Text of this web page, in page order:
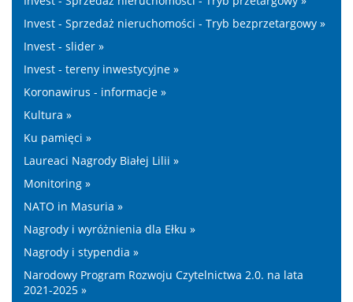
Invest - Sprzedaż nieruchomości - Tryb bezprzetargowy »
Invest - slider »
Invest - tereny inwestycyjne »
Koronawirus - informacje »
Kultura »
Ku pamięci »
Laureaci Nagrody Białej Lilii »
Monitoring »
NATO in Masuria »
Nagrody i wyróżnienia dla Ełku »
Nagrody i stypendia »
Narodowy Program Rozwoju Czytelnictwa 2.0. na lata
2021-2025 »